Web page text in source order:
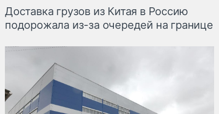
Доставка грузов из Китая в Россию
подорожала из-за очередей на границе